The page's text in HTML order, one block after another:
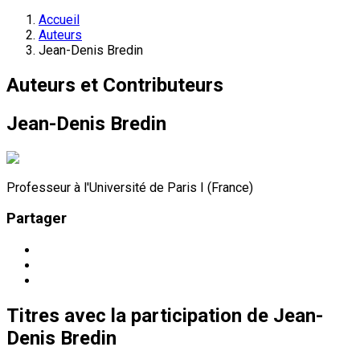
Accueil
Auteurs
Jean-Denis Bredin
Auteurs et Contributeurs
Jean-Denis Bredin
Professeur à l'Université de Paris I (France)
Partager
Titres avec la participation de Jean-
Denis Bredin